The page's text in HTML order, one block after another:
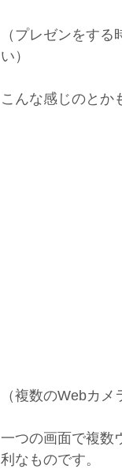
（プレゼンをす
い）
こんな感じのとか
（複数のWebカ
一つの画面で複数
利なものです。